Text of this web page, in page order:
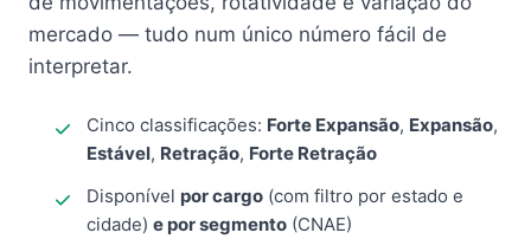
mercado — tudo num único número fácil de
interpretar.
Cinco classificações: Forte Expansão, Expansão,
Estável, Retração, Forte Retração
Disponível por cargo (com filtro por estado e
cidade) e por segmento (CNAE)